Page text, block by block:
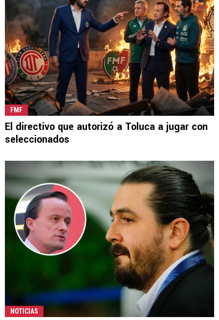
FMF
El directivo que autorizó a Toluca a jugar con
seleccionados
NOTICIAS